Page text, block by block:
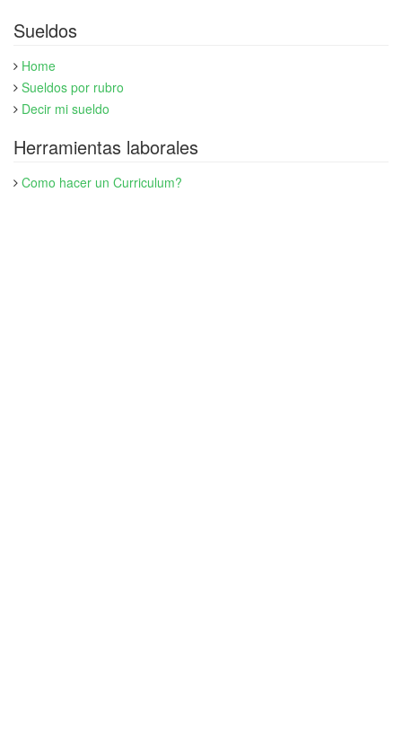
Sueldos
Home
Sueldos por rubro
Decir mi sueldo
Herramientas laborales
Como hacer un Curriculum?